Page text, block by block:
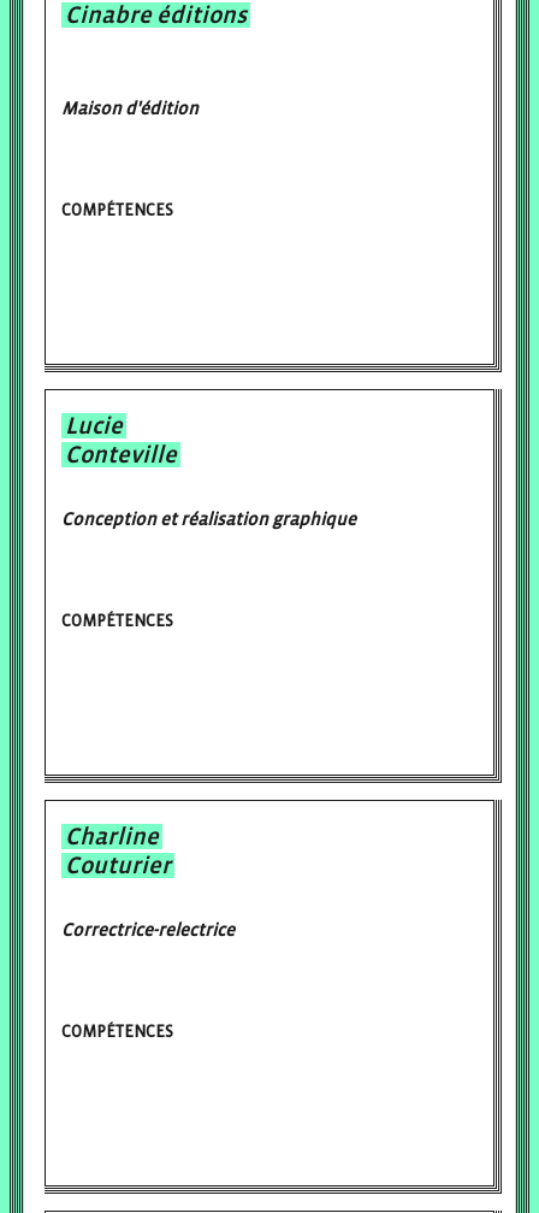
Cinabre éditions
Maison d'édition
COMPÉTENCES
Lucie
Conteville
Conception et réalisation graphique
COMPÉTENCES
Charline
Couturier
Correctrice-relectrice
COMPÉTENCES